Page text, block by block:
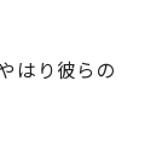
はり彼らの